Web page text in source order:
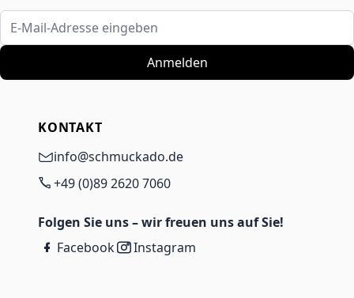
E-Mail-Adresse eingeben
Anmelden
KONTAKT
info@schmuckado.de
+49 (0)89 2620 7060
Folgen Sie uns – wir freuen uns auf Sie!
Facebook
Instagram